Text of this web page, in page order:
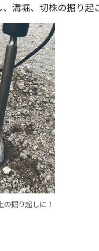
溝堀、切株の掘り起
の掘り起しに！